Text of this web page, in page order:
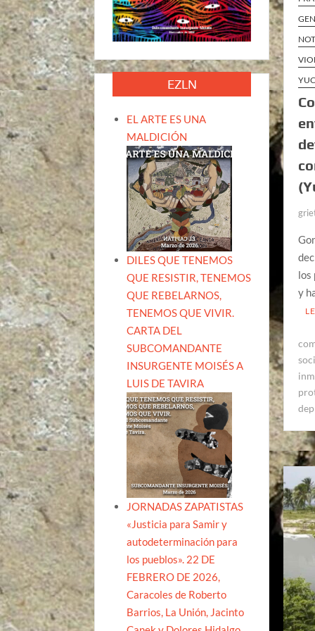
los
y
EZLN
EL ARTE ES UNA
MALDICIÓN
DILES QUE TENEMOS
QUE RESISTIR, TENEMOS
QUE REBELARNOS,
TENEMOS QUE VIVIR.
CARTA DEL
SUBCOMANDANTE
INSURGENTE MOISÉS A
LUIS DE TAVIRA
JORNADAS ZAPATISTAS
«Justicia para Samir y
autodeterminación para
los pueblos». 22 DE
FEBRERO DE 2026,
Caracoles de Roberto
Barrios, La Unión, Jacinto